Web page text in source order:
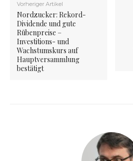
Vorheriger Artikel
Nordzucker: Rekord-
Dividende und gute
Rübenpreise –
Investitions- und
Wachstumskurs auf
Hauptversammlung
bestätigt